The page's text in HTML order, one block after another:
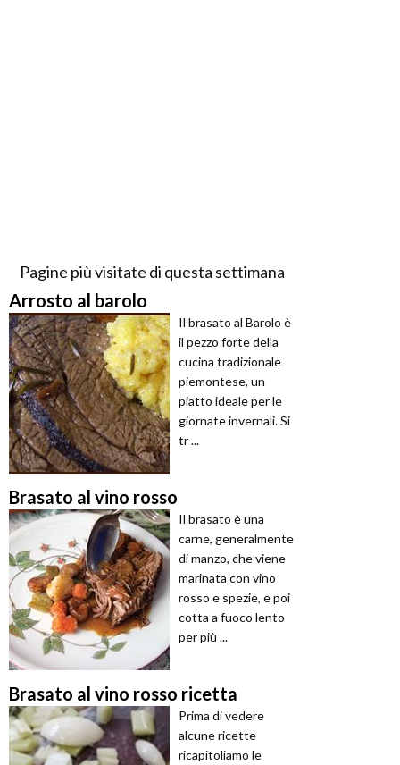
Pagine più visitate di questa settimana
Arrosto al barolo
Il brasato al Barolo è
il pezzo forte della
cucina tradizionale
piemontese, un
piatto ideale per le
giornate invernali. Si
tr ...
Brasato al vino rosso
Il brasato è una
carne, generalmente
di manzo, che viene
marinata con vino
rosso e spezie, e poi
cotta a fuoco lento
per più ...
Brasato al vino rosso ricetta
Prima di vedere
alcune ricette
ricapitoliamo le